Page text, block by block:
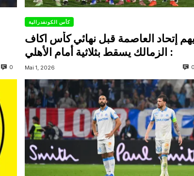
0
كأس الكونفدرالية
إتحاد العاصمة قبل نهائي كأس اكاف
Mai 1, 2026 0